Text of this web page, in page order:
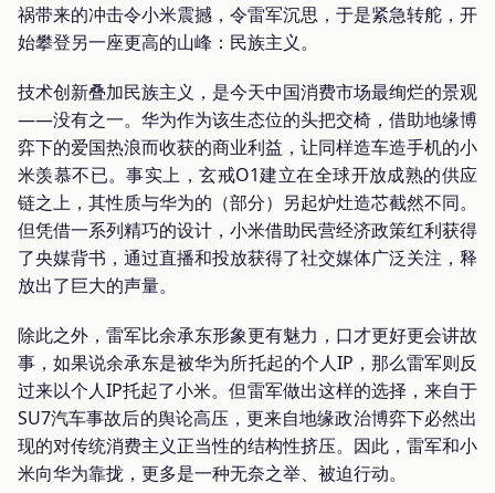
祸带来的冲击令小米震撼，令雷军沉思，于是紧急转舵，开
始攀登另一座更高的山峰：民族主义。
技术创新叠加民族主义，是今天中国消费市场最绚烂的景观
——没有之一。华为作为该生态位的头把交椅，借助地缘博
弈下的爱国热浪而收获的商业利益，让同样造车造手机的小
米羡慕不已。事实上，玄戒O1建立在全球开放成熟的供应
链之上，其性质与华为的（部分）另起炉灶造芯截然不同。
但凭借一系列精巧的设计，小米借助民营经济政策红利获得
了央媒背书，通过直播和投放获得了社交媒体广泛关注，释
放出了巨大的声量。
除此之外，雷军比余承东形象更有魅力，口才更好更会讲故
事，如果说余承东是被华为所托起的个人IP，那么雷军则反
过来以个人IP托起了小米。但雷军做出这样的选择，来自于
SU7汽车事故后的舆论高压，更来自地缘政治博弈下必然出
现的对传统消费主义正当性的结构性挤压。因此，雷军和小
米向华为靠拢，更多是一种无奈之举、被迫行动。